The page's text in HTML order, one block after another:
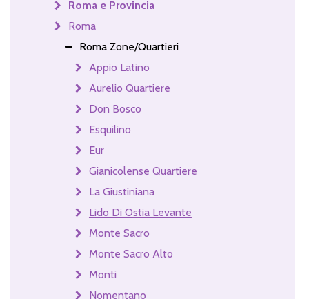
Roma e Provincia
Roma
Roma Zone/Quartieri
Appio Latino
Aurelio Quartiere
Don Bosco
Esquilino
Eur
Gianicolense Quartiere
La Giustiniana
Lido Di Ostia Levante
Monte Sacro
Monte Sacro Alto
Monti
Nomentano